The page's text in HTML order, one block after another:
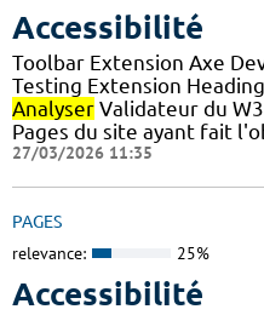
Accessibilité
Toolbar Extension Axe
Testing Extension
Analyser Validateur du
Pages du site ayant fait
27/03/2026 11:35
PAGES
relevance: 25%
Accessibilité